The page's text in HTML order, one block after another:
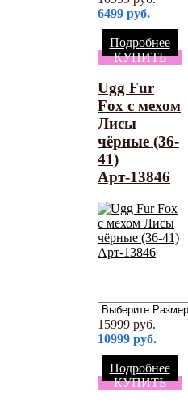
6499 руб.
Подробнее
КУПИТЬ
Ugg Fur
Fox с мехом
Лисы
чёрные (36-
41)
Арт-13846
15999 руб.
10999 руб.
Подробнее
КУПИТЬ